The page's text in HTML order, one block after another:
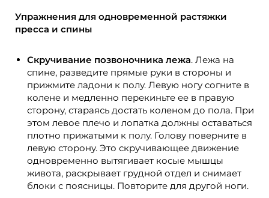
Упражнения для одновременной растяжки
пресса и спины
Скручивание позвоночника лежа. Лежа на
спине, разведите прямые руки в стороны и
прижмите ладони к полу. Левую ногу согните в
колене и медленно перекиньте ее в правую
сторону, стараясь достать коленом до пола. При
этом левое плечо и лопатка должны оставаться
плотно прижатыми к полу. Голову поверните в
левую сторону. Это скручивающее движение
одновременно вытягивает косые мышцы
живота, раскрывает грудной отдел и снимает
блоки с поясницы. Повторите для другой ноги.